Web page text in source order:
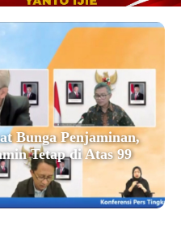
Bunga Penjaminan,
Tetap di Atas 99